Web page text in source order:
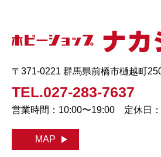
〒371-0221 群馬県前橋市樋越町
TEL.027-283-7637
営業時間：10:00〜19:00 定休日：
MAP